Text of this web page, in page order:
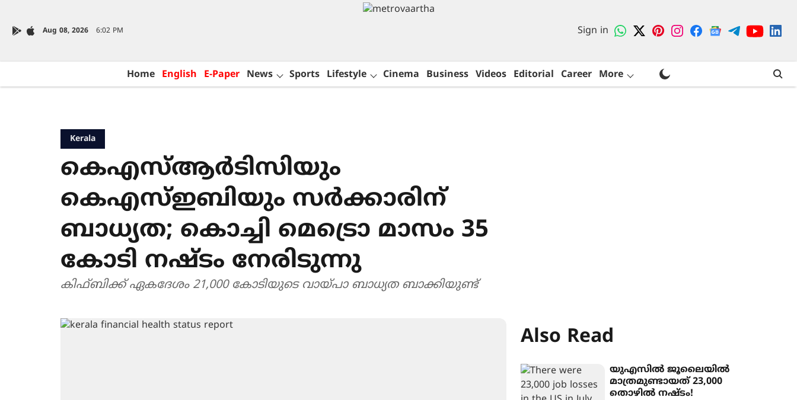
Aug 08, 2026 6:02 PM Sign in
Home English E-Paper News Sports Lifestyle Cinema Business Videos Editorial Career More
Kerala
കെഎസ്ആർടിസിയും
കെഎസ്ഇബിയും സർക്കാരിന്
ബാധ്യത; കൊച്ചി മെട്രൊ മാസം 35
കോടി നഷ്ടം നേരിടുന്നു
കിഫ്ബിക്ക് ഏകദേശം 21,000 കോടിയുടെ വായ്പാ ബാധ്യത ബാക്കിയുണ്ട്
Also Read
യുഎസിൽ ജൂലൈയിൽ
മാത്രമുണ്ടായത് 23,000
തൊഴിൽ നഷ്ടം!